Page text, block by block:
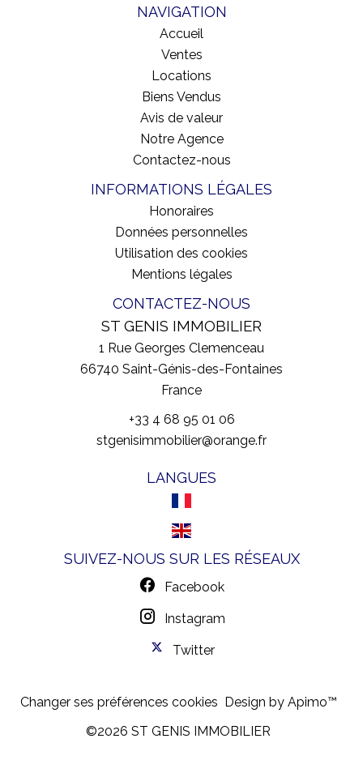
NAVIGATION
Accueil
Ventes
Locations
Biens Vendus
Avis de valeur
Notre Agence
Contactez-nous
INFORMATIONS LÉGALES
Honoraires
Données personnelles
Utilisation des cookies
Mentions légales
CONTACTEZ-NOUS
ST GENIS IMMOBILIER
1 Rue Georges Clemenceau
66740 Saint-Génis-des-Fontaines
France
+33 4 68 95 01 06
stgenisimmobilier@orange.fr
LANGUES
SUIVEZ-NOUS SUR LES RÉSEAUX
Facebook
Instagram
Twitter
Changer ses préférences cookies Design by Apimo™
©2026 ST GENIS IMMOBILIER